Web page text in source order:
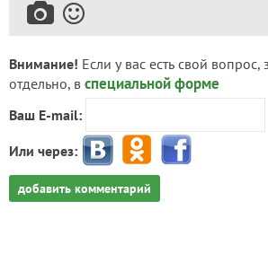
Внимание! Если у вас есть свой вопрос,
отдельно, в специальной форме
Ваш E-mail:
Или через:
добавить комментарий